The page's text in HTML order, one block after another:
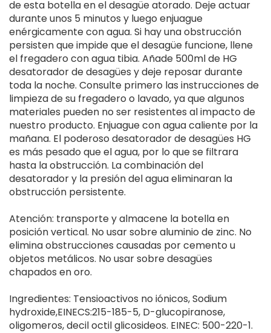
de esta botella en el desagüe atorado. Deje actuar
durante unos 5 minutos y luego enjuague
enérgicamente con agua. Si hay una obstrucción
persisten que impide que el desagüe funcione, llene
el fregadero con agua tibia. Añade 500ml de HG
desatorador de desagües y deje reposar durante
toda la noche. Consulte primero las instrucciones de
limpieza de su fregadero o lavado, ya que algunos
materiales pueden no ser resistentes al impacto de
nuestro producto. Enjuague con agua caliente por la
mañana. El poderoso desatorador de desagües HG
es más pesado que el agua, por lo que se filtrara
hasta la obstrucción. La combinación del
desatorador y la presión del agua eliminaran la
obstrucción persistente.
Atención: transporte y almacene la botella en
posición vertical. No usar sobre aluminio de zinc. No
elimina obstrucciones causadas por cemento u
objetos metálicos. No usar sobre desagües
chapados en oro.
Ingredientes: Tensioactivos no iónicos, Sodium
hydroxide,EINECS:215-185-5, D-glucopiranose,
oligomeros, decil octil glicosideos. EINEC: 500-220-1.